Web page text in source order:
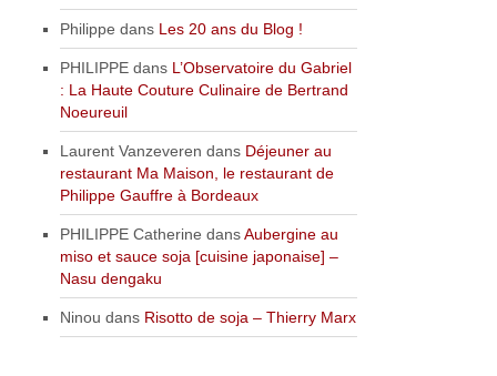
Philippe dans Les 20 ans du Blog !
PHILIPPE dans L’Observatoire du Gabriel
: La Haute Couture Culinaire de Bertrand
Noeureuil
Laurent Vanzeveren dans Déjeuner au
restaurant Ma Maison, le restaurant de
Philippe Gauffre à Bordeaux
PHILIPPE Catherine dansAubergine au
miso et sauce soja [cuisine japonaise] –
Nasu dengaku
Ninou dans Risotto de soja – Thierry Marx